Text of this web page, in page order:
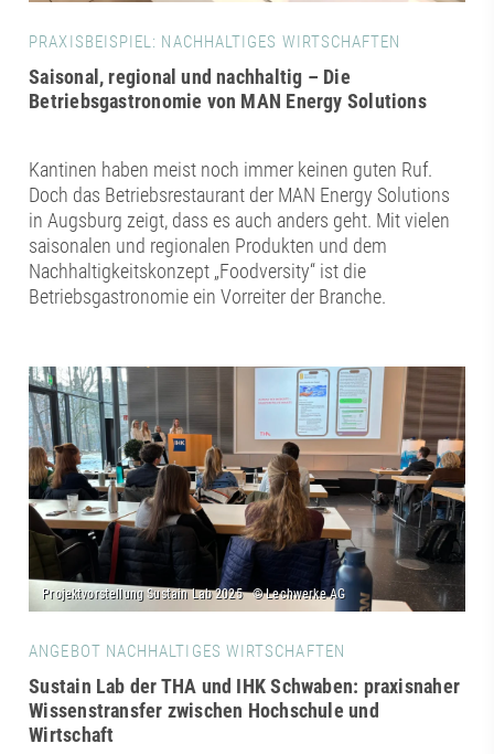
PRAXISBEISPIEL: NACHHALTIGES WIRTSCHAFTEN
Saisonal, regional und nachhaltig – Die
Betriebsgastronomie von MAN Energy Solutions
Kantinen haben meist noch immer keinen guten Ruf.
Doch das Betriebsrestaurant der MAN Energy Solutions
in Augsburg zeigt, dass es auch anders geht. Mit vielen
saisonalen und regionalen Produkten und dem
Nachhaltigkeitskonzept „Foodversity“ ist die
Betriebsgastronomie ein Vorreiter der Branche.
ANGEBOT NACHHALTIGES WIRTSCHAFTEN
Sustain Lab der THA und IHK Schwaben: praxisnaher
Wissenstransfer zwischen Hochschule und
Wirtschaft